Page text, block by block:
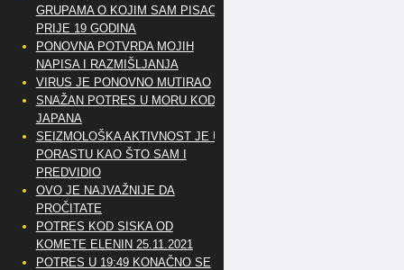
GRUPAMA O KOJIM SAM PISAO
PRIJE 19 GODINA
PONOVNA POTVRDA MOJIH
NAPISA I RAZMIŠLJANJA
VIRUS JE PONOVNO MUTIRAO
SNAŽAN POTRES U MORU KOD
JAPANA
SEIZMOLOŠKA AKTIVNOST JE U
PORASTU KAO ŠTO SAM I
PREDVIDIO
OVO JE NAJVAŽNIJE DA
PROČITATE
POTRES KOD SISKA OD
KOMETE ELENIN 25.11.2021
POTRES U 19:49 KONAČNO SE